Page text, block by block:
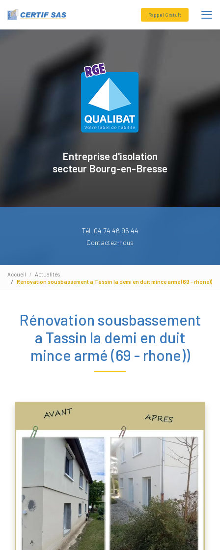
Rappel Gratuit
Entreprise d'isolation
secteurBourg-en-Bresse
Tél. 04 74 46 96 44
Contactez-nous
Accueil
Actualités
Rénovation sousbassement a Tassin la demi en duit mince armé (69 - rhone))
Rénovation sousbassement
a Tassin la demi en duit
mince armé (69 - rhone))